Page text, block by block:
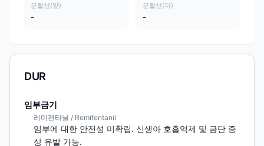
분할선(앞)
-
분할선(뒤)
-
DUR
임부금기
레미펜타닐 / Remifentanil
임부에 대한 안전성 미확립. 신생아 호흡억제 및 금단 증
상 유발 가능.